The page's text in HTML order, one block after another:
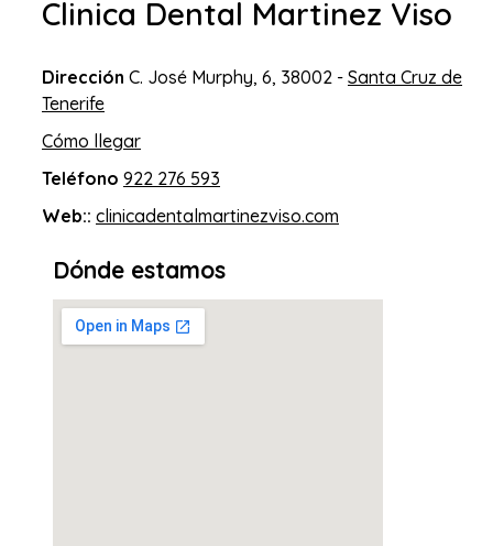
CONTACTAR
Clinica Dental Martinez Viso
Dirección C. José Murphy, 6, 38002 - Santa Cruz de
Tenerife
Cómo llegar
Teléfono 922 276 593
Web:: clinicadentalmartinezviso.com
Dónde estamos